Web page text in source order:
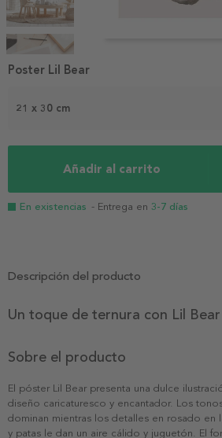
1
21 x 30 cm
Añadir al carrito
En existencias - Entrega en 3-7 días
Poster Lil Bear
Descripción del producto
Un toque de ternura con Lil Bear
Sobre el producto
El póster Lil Bear presenta una dulce
diseño caricaturesco y encantador. Los
dominan mientras los detalles en rosado en
y patas le dan un aire cálido y juguetón. El